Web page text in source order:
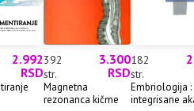
2.992
RSD
392
str.
3.300
RSD
Magnetna
rezonanca kičme
182
str.
Embriologija :
integrisane